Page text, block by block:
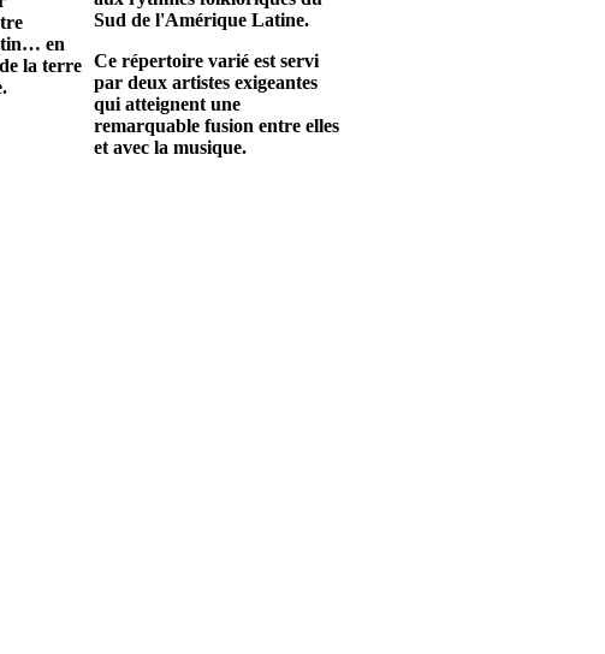
en
la terre
Sud de l'Amérique Latine.
Ce répertoire varié est servi
par deux artistes exigeantes
qui atteignent une
remarquable fusion entre elles
et avec la musique.